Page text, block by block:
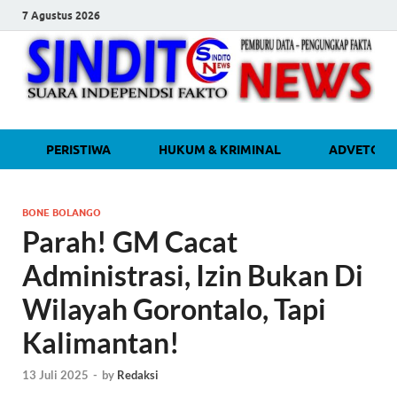
7 Agustus 2026
Media Independen Faktual dan
Terpercaya
PERISTIWA HUKUM & KRIMINAL
BONE BOLANGO
Parah! GM Cacat
Administrasi, Izin Bukan Di
Wilayah Gorontalo, Tapi
Kalimantan!
13 Juli 2025 - by Redaksi